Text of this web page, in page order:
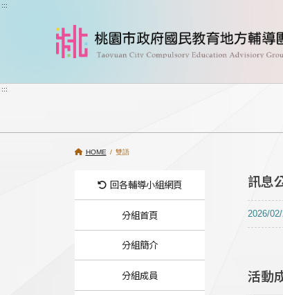
跳到主要內容
:::
:::
HOME / 雙語
回各輔導小組網頁
分組首頁
分組簡介
分組成員
訊息
2026/
活動